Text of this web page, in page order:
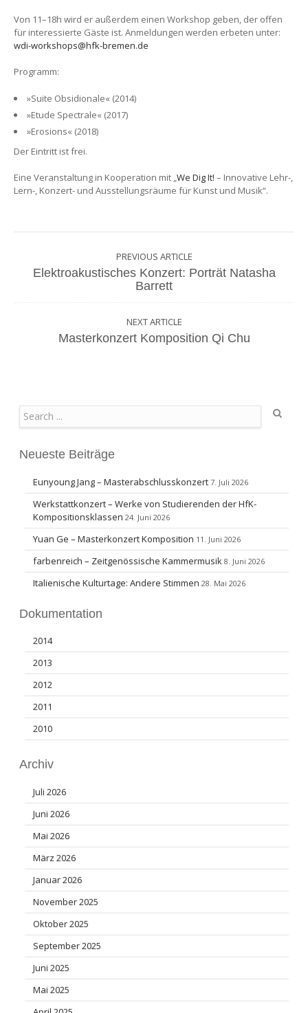
Von 11–18h wird er außerdem einen Workshop geben, der offen
für interessierte Gäste ist. Anmeldungen werden erbeten unter:
wdi-workshops@hfk-bremen.de
Programm:
»Suite Obsidionale« (2014)
»Etude Spectrale« (2017)
»Erosions« (2018)
Der Eintritt ist frei.
Eine Veranstaltung in Kooperation mit „We Dig It! – Innovative Lehr-,
Lern-, Konzert- und Ausstellungsräume für Kunst und Musik“.
PREVIOUS ARTICLE
Elektroakustisches Konzert: Porträt Natasha
Barrett
NEXT ARTICLE
Masterkonzert Komposition Qi Chu
Neueste Beiträge
Eunyoung Jang – Masterabschlusskonzert 7. Juli 2026
Werkstattkonzert – Werke von Studierenden der HfK-
Kompositionsklassen 24. Juni 2026
Yuan Ge – Masterkonzert Komposition 11. Juni 2026
farbenreich – Zeitgenössische Kammermusik 8. Juni 2026
Italienische Kulturtage: Andere Stimmen 28. Mai 2026
Dokumentation
2014
2013
2012
2011
2010
Archiv
Juli 2026
Juni 2026
Mai 2026
März 2026
Januar 2026
November 2025
Oktober 2025
September 2025
Juni 2025
Mai 2025